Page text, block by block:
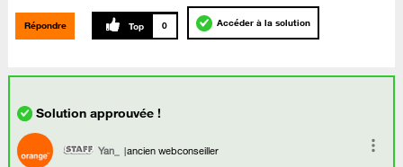
Répondre 0 Accéder à la solution
Yan_ ancien webconseiller